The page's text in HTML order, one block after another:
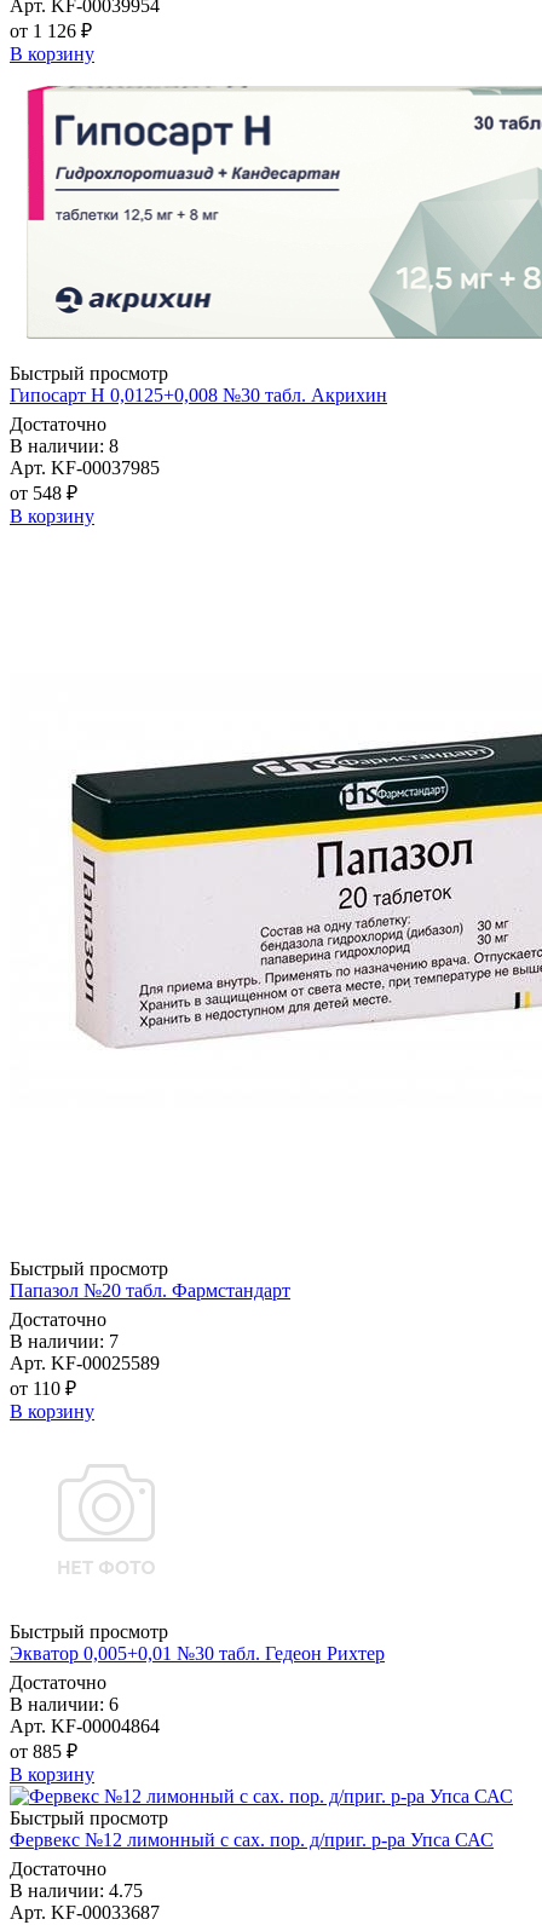
Арт. KF-00039954
от 1 126 ₽
В корзину
Быстрый просмотр
Гипосарт Н 0,0125+0,008 №30 табл. Акрихин
Достаточно
В наличии: 8
Арт. KF-00037985
от 548 ₽
В корзину
Быстрый просмотр
Папазол №20 табл. Фармстандарт
Достаточно
В наличии: 7
Арт. KF-00025589
от 110 ₽
В корзину
Быстрый просмотр
Экватор 0,005+0,01 №30 табл. Гедеон Рихтер
Достаточно
В наличии: 6
Арт. KF-00004864
от 885 ₽
В корзину
Быстрый просмотр
Фервекс №12 лимонный с сах. пор. д/приг. р-ра Упса САС
Достаточно
В наличии: 4.75
Арт. KF-00033687